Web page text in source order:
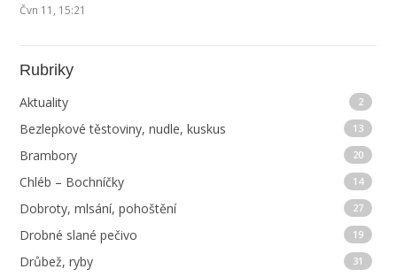
Čvn 11, 15:21
Rubriky
Aktuality 2
Bezlepkové těstoviny, nudle, kuskus 13
Brambory 20
Chléb – Bochníčky 14
Dobroty, mlsání, pohoštění 27
Drobné slané pečivo 19
Drůbež, ryby 31